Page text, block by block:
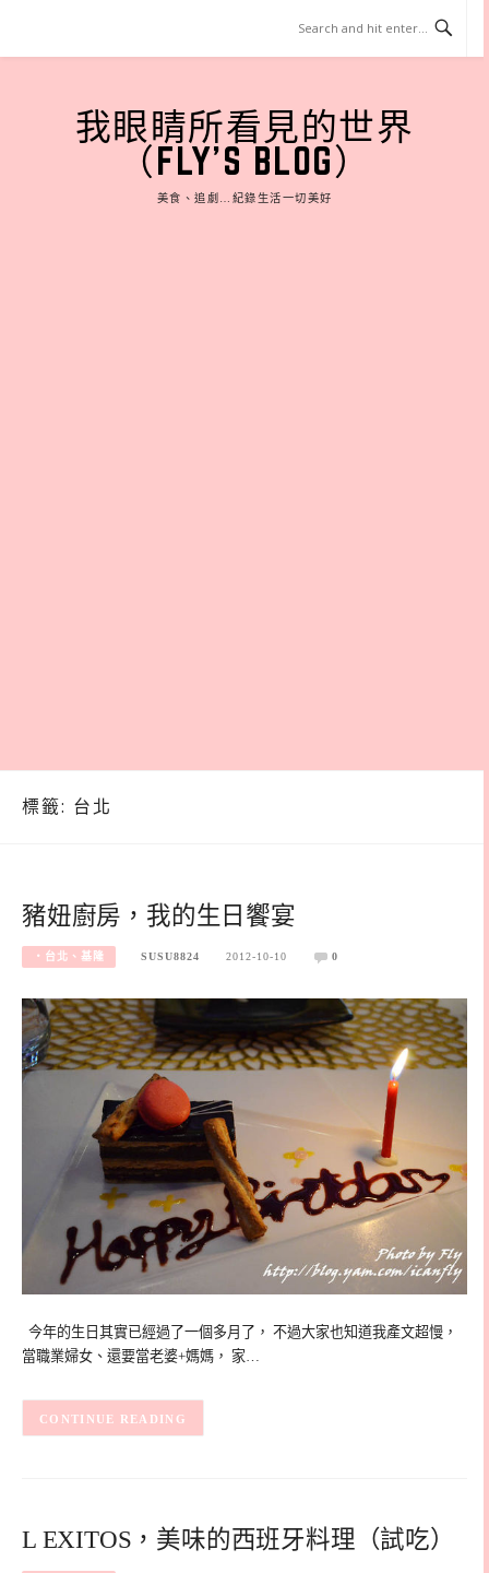
content
我眼睛所看見的世界
（FLY'S BLOG）
美食、追劇…紀錄生活一切美好
標籤: 台北
豬妞廚房，我的生日饗宴
‧台北、基隆 SUSU8824 2012-10-10 0
今年的生日其實已經過了一個多月了， 不過大家也知道我產文超慢，
當職業婦女、還要當老婆+媽媽， 家…
CONTINUE READING
L EXITOS，美味的西班牙料理（試吃）